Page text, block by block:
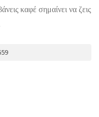
καφέ σημαίνει να ζεις